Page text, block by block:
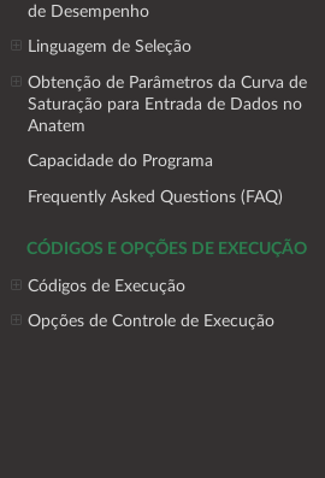
de Desempenho
Linguagem de Seleção
Obtenção de Parâmetros da Curva de
Saturação para Entrada de Dados no
Anatem
Capacidade do Programa
Frequently Asked Questions (FAQ)
CÓDIGOS E OPÇÕES DE EXECUÇÃO
Códigos de Execução
Opções de Controle de Execução